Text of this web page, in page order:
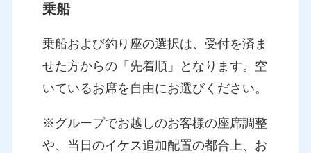
乗船
乗船および釣り座の選択は、受付を済ま
せた方からの「先着順」となります。空
いているお席を自由にお選びください。
※グループでお越しのお客様の座席調整
や、当日のイケス追加配置の都合上、お